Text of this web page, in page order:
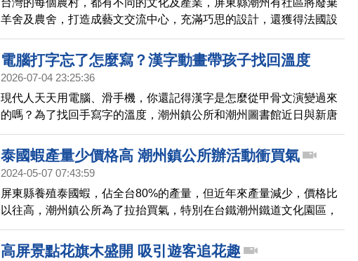
羊舍及農舍，打造成藝文交流中心，充滿巧思的設計，還獲得法國設
計獎金獎的殊榮。
電腦打字忘了怎麼寫？漢字動畫帶孩子找回溫度
2026-07-04 23:25:36
現代人天天用電腦、滑手機，你還記得漢字是怎麼從甲骨文演變過來
的嗎？為了找回手寫字的溫度，潮州鎮公所和潮州圖書館近日與新唐
人電視台合作，舉辦「悠遊字在親子半日學堂」，透過生動動畫與親
子手作，帶孩子探索漢字背後的品格故事。
泰國蝦產量少價格高 潮州鎮公所辦活動衝買氣
2024-05-07 07:43:59
屏東縣養殖泰國蝦，佔全台80%的產量，但近年來產量減少，價格比
以往高，潮州鎮公所為了拉抬買氣，特別在台鐵潮州鐵道文化園區，
舉辦賽蝦及農產展示活動，期盼藉由活動刺激產業，重現泰國蝦榮
景。
高屏景點花旗木盛開 吸引遊客追花趣